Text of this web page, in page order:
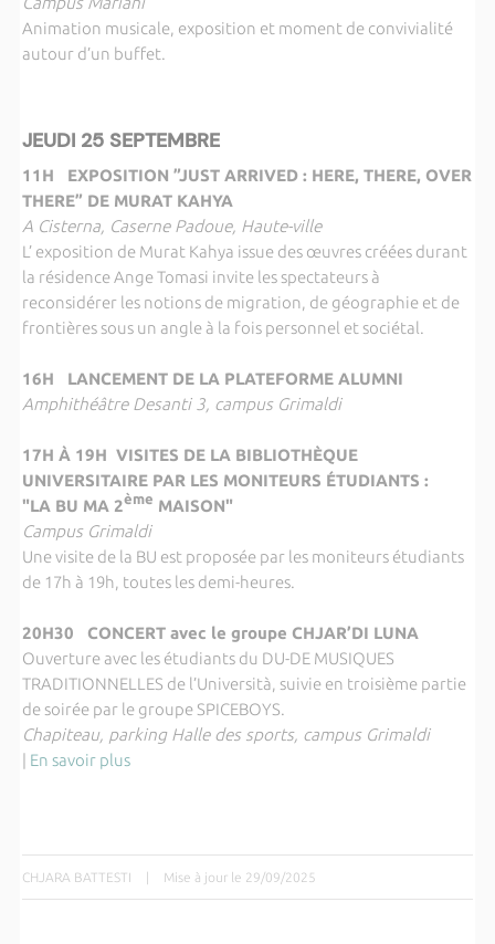
Animation musicale, exposition et moment de convivialité
autour d’un buffet.
JEUDI 25 SEPTEMBRE
11H EXPOSITION ”JUST ARRIVED : HERE, THERE, OVER
THERE” DE MURAT KAHYA
A Cisterna, Caserne Padoue, Haute-ville
L’ exposition de Murat Kahya issue des œuvres créées durant
la résidence Ange Tomasi invite les spectateurs à
reconsidérer les notions de migration, de géographie et de
frontières sous un angle à la fois personnel et sociétal.
16H LANCEMENT DE LA PLATEFORME ALUMNI
Amphithéâtre Desanti 3, campus Grimaldi
17H À 19H VISITES DE LA BIBLIOTHÈQUE
UNIVERSITAIRE PAR LES MONITEURS ÉTUDIANTS :
"LA BU MA 2ème MAISON"
Campus Grimaldi
Une visite de la BU est proposée par les moniteurs étudiants
de 17h à 19h, toutes les demi-heures.
20H30 CONCERT avec le groupe CHJAR’DI LUNA
Ouverture avec les étudiants du DU-DE MUSIQUES
TRADITIONNELLES de l’Università, suivie en troisième partie
de soirée par le groupe SPICEBOYS.
Chapiteau, parking Halle des sports, campus Grimaldi
En savoir plus
CHJARA BATTESTI | Mise à jour le 29/09/2025